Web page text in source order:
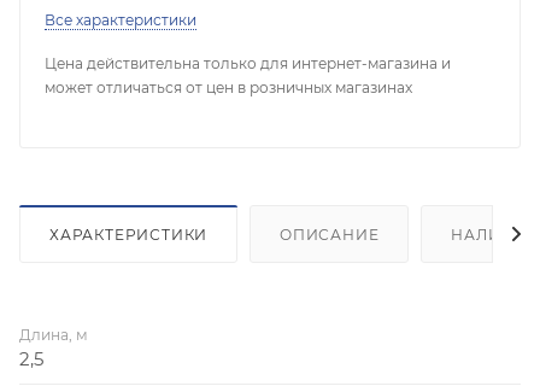
Все характеристики
Цена действительна только для интернет-магазина и
может отличаться от цен в розничных магазинах
ХАРАКТЕРИСТИКИ ОПИСАНИЕ НАЛИЧИЕ
Длина, м
2,5